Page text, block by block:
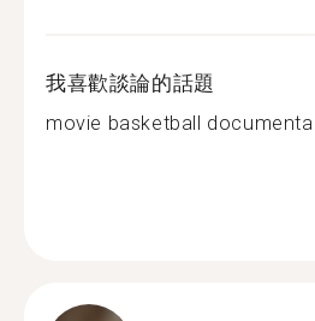
我喜歡談論的話題
movie basketball